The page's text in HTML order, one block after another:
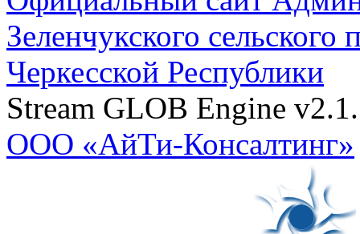
Зеленчукского сельского
Черкесской Республики
Stream GLOB Engine v2.1.
ООО «АйТи-Консалтинг»